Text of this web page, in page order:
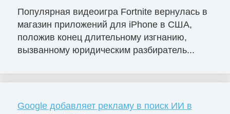
Популярная видеоигра Fortnite вернулась в
магазин приложений для iPhone в США,
положив конец длительному изгнанию,
вызванному юридическим разбиратель...
Google добавляет рекламу в поиск ИИ в